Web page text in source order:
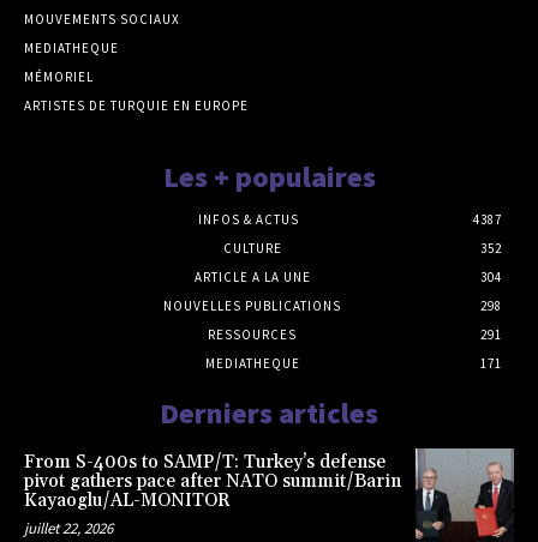
MOUVEMENTS SOCIAUX
MEDIATHEQUE
MÉMORIEL
ARTISTES DE TURQUIE EN EUROPE
Les + populaires
INFOS & ACTUS
4387
CULTURE
352
ARTICLE A LA UNE
304
NOUVELLES PUBLICATIONS
298
RESSOURCES
291
MEDIATHEQUE
171
Derniers articles
From S-400s to SAMP/T: Turkey’s defense
pivot gathers pace after NATO summit/Barin
Kayaoglu/AL-MONITOR
juillet 22, 2026